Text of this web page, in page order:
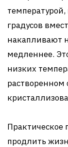
градусов
накапливают
медленнее.
низких
растворенном
продлить